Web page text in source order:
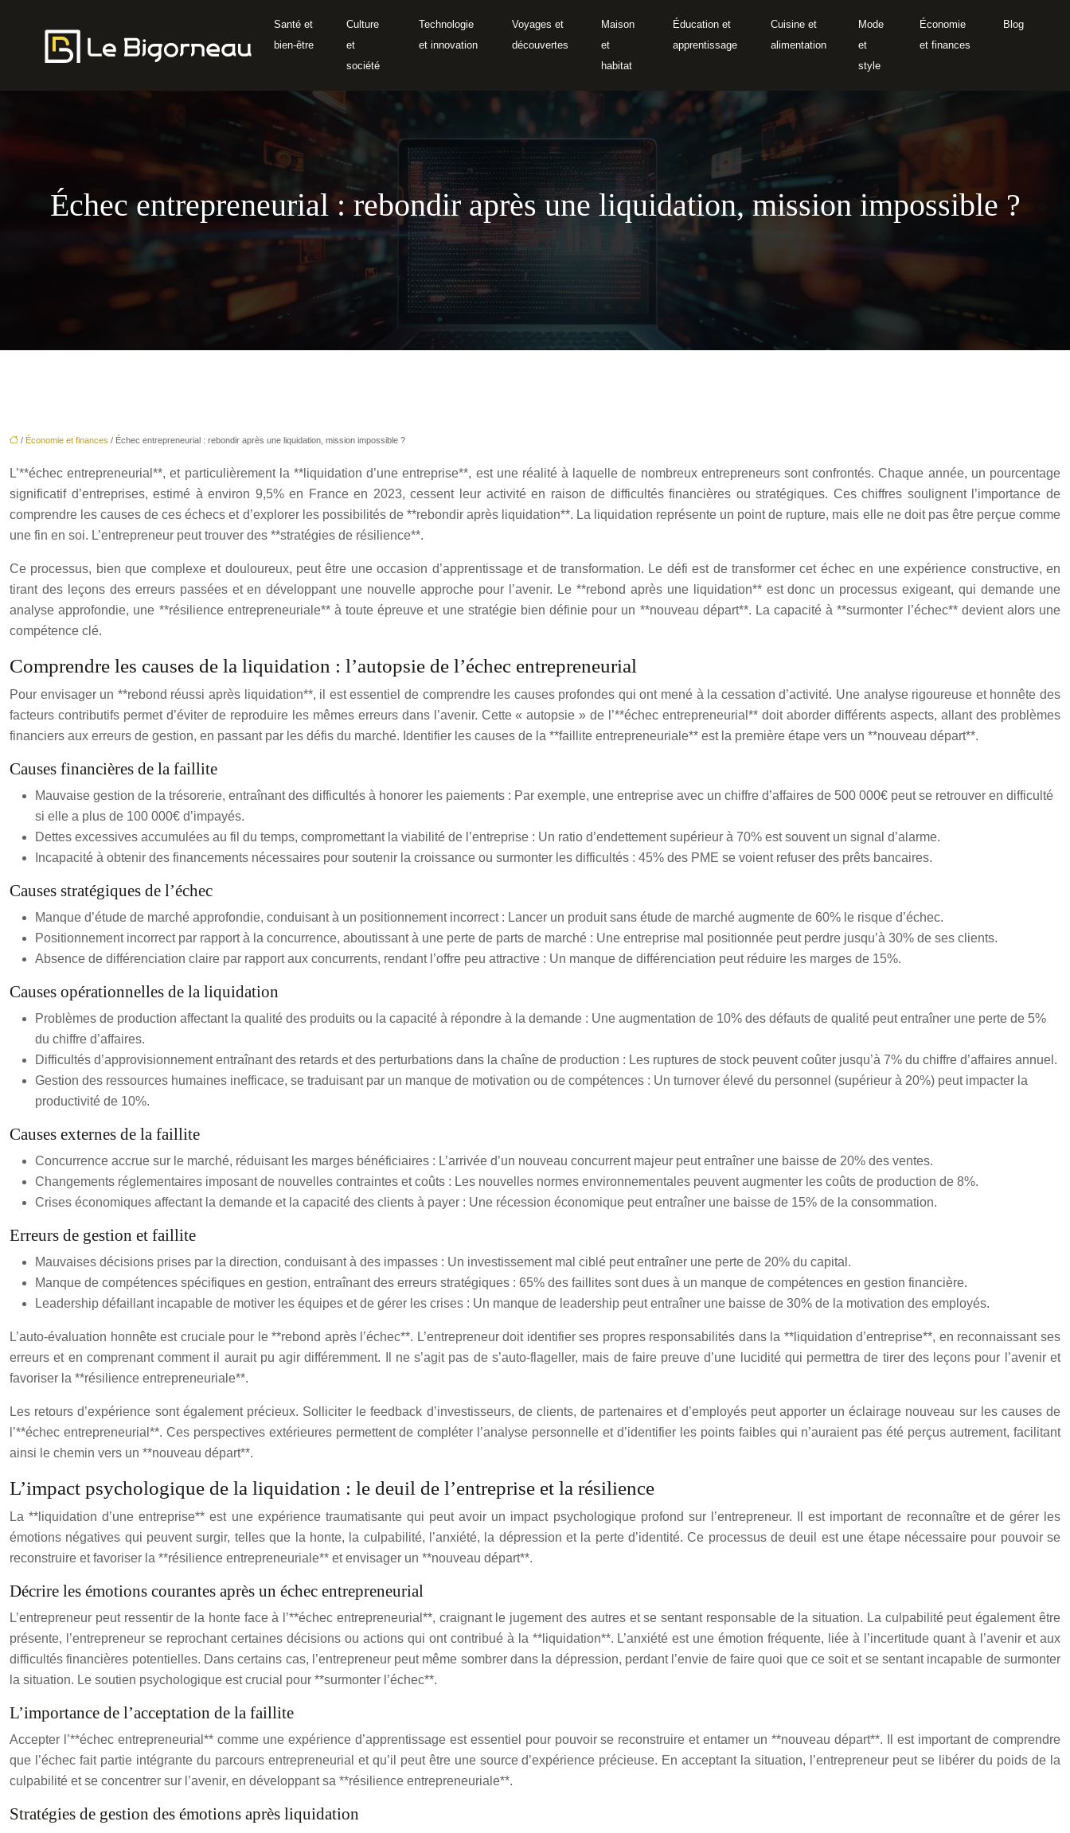
Santé et
bien-être
Culture
et
société
Technologie
et innovation
Voyages et
découvertes
Maison
et
habitat
Éducation et
apprentissage
Cuisine et
alimentation
Mode
et
style
Économie
et finances
Blog
Échec entrepreneurial : rebondir après une liquidation, mission impossible ?
/ Économie et finances / Échec entrepreneurial : rebondir après une liquidation, mission impossible ?
L’**échec entrepreneurial**, et particulièrement la **liquidation d’une entreprise**, est une réalité à laquelle de nombreux entrepreneurs sont confrontés. Chaque année, un pourcentage
significatif d’entreprises, estimé à environ 9,5% en France en 2023, cessent leur activité en raison de difficultés financières ou stratégiques. Ces chiffres soulignent l’importance de
comprendre les causes de ces échecs et d’explorer les possibilités de **rebondir après liquidation**. La liquidation représente un point de rupture, mais elle ne doit pas être perçue comme
une fin en soi. L’entrepreneur peut trouver des **stratégies de résilience**.
Ce processus, bien que complexe et douloureux, peut être une occasion d’apprentissage et de transformation. Le défi est de transformer cet échec en une expérience constructive, en
tirant des leçons des erreurs passées et en développant une nouvelle approche pour l’avenir. Le **rebond après une liquidation** est donc un processus exigeant, qui demande une
analyse approfondie, une **résilience entrepreneuriale** à toute épreuve et une stratégie bien définie pour un **nouveau départ**. La capacité à **surmonter l’échec** devient alors une
compétence clé.
Comprendre les causes de la liquidation : l’autopsie de l’échec entrepreneurial
Pour envisager un **rebond réussi après liquidation**, il est essentiel de comprendre les causes profondes qui ont mené à la cessation d’activité. Une analyse rigoureuse et honnête des
facteurs contributifs permet d’éviter de reproduire les mêmes erreurs dans l’avenir. Cette « autopsie » de l’**échec entrepreneurial** doit aborder différents aspects, allant des problèmes
financiers aux erreurs de gestion, en passant par les défis du marché. Identifier les causes de la **faillite entrepreneuriale** est la première étape vers un **nouveau départ**.
Causes financières de la faillite
Mauvaise gestion de la trésorerie, entraînant des difficultés à honorer les paiements : Par exemple, une entreprise avec un chiffre d’affaires de 500 000€ peut se retrouver en difficulté
si elle a plus de 100 000€ d’impayés.
Dettes excessives accumulées au fil du temps, compromettant la viabilité de l’entreprise : Un ratio d’endettement supérieur à 70% est souvent un signal d’alarme.
Incapacité à obtenir des financements nécessaires pour soutenir la croissance ou surmonter les difficultés : 45% des PME se voient refuser des prêts bancaires.
Causes stratégiques de l’échec
Manque d’étude de marché approfondie, conduisant à un positionnement incorrect : Lancer un produit sans étude de marché augmente de 60% le risque d’échec.
Positionnement incorrect par rapport à la concurrence, aboutissant à une perte de parts de marché : Une entreprise mal positionnée peut perdre jusqu’à 30% de ses clients.
Absence de différenciation claire par rapport aux concurrents, rendant l’offre peu attractive : Un manque de différenciation peut réduire les marges de 15%.
Causes opérationnelles de la liquidation
Problèmes de production affectant la qualité des produits ou la capacité à répondre à la demande : Une augmentation de 10% des défauts de qualité peut entraîner une perte de 5%
du chiffre d’affaires.
Difficultés d’approvisionnement entraînant des retards et des perturbations dans la chaîne de production : Les ruptures de stock peuvent coûter jusqu’à 7% du chiffre d’affaires annuel.
Gestion des ressources humaines inefficace, se traduisant par un manque de motivation ou de compétences : Un turnover élevé du personnel (supérieur à 20%) peut impacter la
productivité de 10%.
Causes externes de la faillite
Concurrence accrue sur le marché, réduisant les marges bénéficiaires : L’arrivée d’un nouveau concurrent majeur peut entraîner une baisse de 20% des ventes.
Changements réglementaires imposant de nouvelles contraintes et coûts : Les nouvelles normes environnementales peuvent augmenter les coûts de production de 8%.
Crises économiques affectant la demande et la capacité des clients à payer : Une récession économique peut entraîner une baisse de 15% de la consommation.
Erreurs de gestion et faillite
Mauvaises décisions prises par la direction, conduisant à des impasses : Un investissement mal ciblé peut entraîner une perte de 20% du capital.
Manque de compétences spécifiques en gestion, entraînant des erreurs stratégiques : 65% des faillites sont dues à un manque de compétences en gestion financière.
Leadership défaillant incapable de motiver les équipes et de gérer les crises : Un manque de leadership peut entraîner une baisse de 30% de la motivation des employés.
L’auto-évaluation honnête est cruciale pour le **rebond après l’échec**. L’entrepreneur doit identifier ses propres responsabilités dans la **liquidation d’entreprise**, en reconnaissant ses
erreurs et en comprenant comment il aurait pu agir différemment. Il ne s’agit pas de s’auto-flageller, mais de faire preuve d’une lucidité qui permettra de tirer des leçons pour l’avenir et
favoriser la **résilience entrepreneuriale**.
Les retours d’expérience sont également précieux. Solliciter le feedback d’investisseurs, de clients, de partenaires et d’employés peut apporter un éclairage nouveau sur les causes de
l’**échec entrepreneurial**. Ces perspectives extérieures permettent de compléter l’analyse personnelle et d’identifier les points faibles qui n’auraient pas été perçus autrement, facilitant
ainsi le chemin vers un **nouveau départ**.
L’impact psychologique de la liquidation : le deuil de l’entreprise et la résilience
La **liquidation d’une entreprise** est une expérience traumatisante qui peut avoir un impact psychologique profond sur l’entrepreneur. Il est important de reconnaître et de gérer les
émotions négatives qui peuvent surgir, telles que la honte, la culpabilité, l’anxiété, la dépression et la perte d’identité. Ce processus de deuil est une étape nécessaire pour pouvoir se
reconstruire et favoriser la **résilience entrepreneuriale** et envisager un **nouveau départ**.
Décrire les émotions courantes après un échec entrepreneurial
L’entrepreneur peut ressentir de la honte face à l’**échec entrepreneurial**, craignant le jugement des autres et se sentant responsable de la situation. La culpabilité peut également être
présente, l’entrepreneur se reprochant certaines décisions ou actions qui ont contribué à la **liquidation**. L’anxiété est une émotion fréquente, liée à l’incertitude quant à l’avenir et aux
difficultés financières potentielles. Dans certains cas, l’entrepreneur peut même sombrer dans la dépression, perdant l’envie de faire quoi que ce soit et se sentant incapable de surmonter
la situation. Le soutien psychologique est crucial pour **surmonter l’échec**.
L’importance de l’acceptation de la faillite
Accepter l’**échec entrepreneurial** comme une expérience d’apprentissage est essentiel pour pouvoir se reconstruire et entamer un **nouveau départ**. Il est important de comprendre
que l’échec fait partie intégrante du parcours entrepreneurial et qu’il peut être une source d’expérience précieuse. En acceptant la situation, l’entrepreneur peut se libérer du poids de la
culpabilité et se concentrer sur l’avenir, en développant sa **résilience entrepreneuriale**.
Stratégies de gestion des émotions après liquidation